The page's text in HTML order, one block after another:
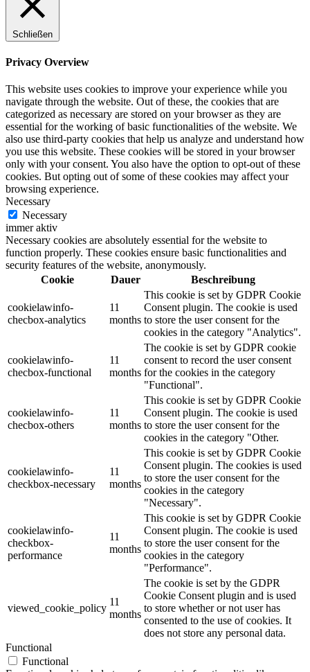
Schließen
Privacy Overview
This website uses cookies to improve your experience while you
navigate through the website. Out of these, the cookies that are
categorized as necessary are stored on your browser as they are
essential for the working of basic functionalities of the website. We
also use third-party cookies that help us analyze and understand how
you use this website. These cookies will be stored in your browser
only with your consent. You also have the option to opt-out of these
cookies. But opting out of some of these cookies may affect your
browsing experience.
Necessary
Necessary
immer aktiv
Necessary cookies are absolutely essential for the website to
function properly. These cookies ensure basic functionalities and
security features of the website, anonymously.
Cookie
Dauer Beschreibung
cookielawinfo-
checbox-analytics
11
months
This cookie is set by GDPR Cookie
Consent plugin. The cookie is used
to store the user consent for the
cookies in the category "Analytics".
cookielawinfo-
checbox-functional
11
months
The cookie is set by GDPR cookie
consent to record the user consent
for the cookies in the category
"Functional".
cookielawinfo-
checbox-others
11
months
This cookie is set by GDPR Cookie
Consent plugin. The cookie is used
to store the user consent for the
cookies in the category "Other.
cookielawinfo-
checkbox-necessary
11
months
This cookie is set by GDPR Cookie
Consent plugin. The cookies is used
to store the user consent for the
cookies in the category
"Necessary".
cookielawinfo-
checkbox-
performance
11
months
This cookie is set by GDPR Cookie
Consent plugin. The cookie is used
to store the user consent for the
cookies in the category
"Performance".
viewed_cookie_policy
11
months
The cookie is set by the GDPR
Cookie Consent plugin and is used
to store whether or not user has
consented to the use of cookies. It
does not store any personal data.
Functional
Functional